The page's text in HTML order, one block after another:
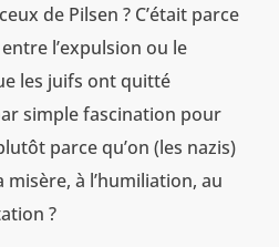
de Pilsen ? C’était parce
l’expulsion ou le
les juifs ont quitté
simple fascination pour
parce qu’on (les nazis)
à l’humiliation, au
?